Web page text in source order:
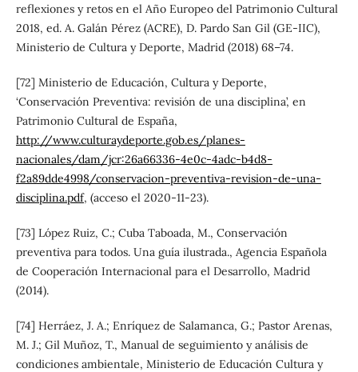
reflexiones y retos en el Año Europeo del Patrimonio Cultural
2018, ed. A. Galán Pérez (ACRE), D. Pardo San Gil (GE-IIC),
Ministerio de Cultura y Deporte, Madrid (2018) 68–74.
[72] Ministerio de Educación, Cultura y Deporte,
‘Conservación Preventiva: revisión de una disciplina’, en
Patrimonio Cultural de España,
http://www.culturaydeporte.gob.es/planes-
nacionales/dam/jcr:26a66336-4e0c-4adc-b4d8-
f2a89dde4998/conservacion-preventiva-revision-de-una-
disciplina.pdf, (acceso el 2020-11-23).
[73] López Ruiz, C.; Cuba Taboada, M., Conservación
preventiva para todos. Una guía ilustrada., Agencia Española
de Cooperación Internacional para el Desarrollo, Madrid
(2014).
[74] Herráez, J. A.; Enríquez de Salamanca, G.; Pastor Arenas,
M. J.; Gil Muñoz, T., Manual de seguimiento y análisis de
condiciones ambientale, Ministerio de Educación Cultura y